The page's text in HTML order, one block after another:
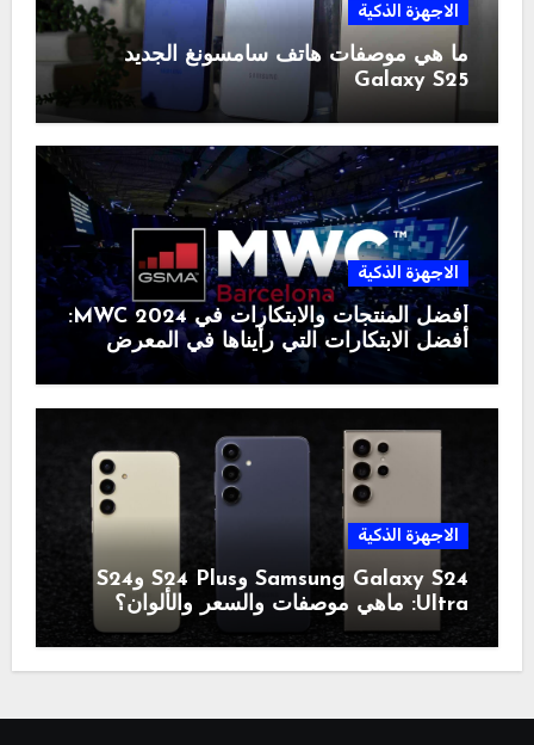
الاجهزة الذكية
ما هي موصفات هاتف سامسونغ الجديد
Galaxy S25
الاجهزة الذكية
أفضل المنتجات والابتكارات في MWC 2024:
أفضل الابتكارات التي رأيناها في المعرض
الاجهزة الذكية
Samsung Galaxy S24 وS24 Plus وS24
Ultra: ماهي موصفات والسعر والألوان؟